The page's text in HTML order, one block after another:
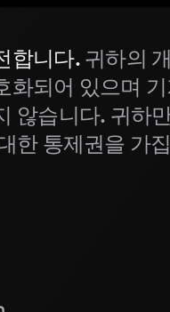
합니다.귀하의
화되어 있으며
않습니다. 귀하
한 통제권을 가